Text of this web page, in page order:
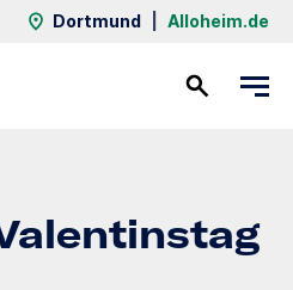
Dortmund Alloheim.de